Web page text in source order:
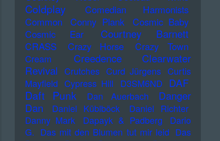
Coldplay
Comedian Harmonists
Common
Conny Plank
Cosmic Baby
Cosmic Ear
Courtney Barnett
CRASS Crazy Horse Crazy Town
Cream
Creedence Clearwater
Revival
Crutches Curd Jürgens Curtis
Mayfield Cypress Hill D3SM6ND DAF
Daft Punk Dan Auerbach
Danger
Dan
Daniel Küblböck
Daniel Richter
Danny Mark
Dapayk & Padberg
Dario
G. Das mit den Blumen tut mir leid Das